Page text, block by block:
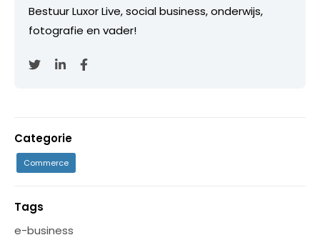
Bestuur Luxor Live, social business, onderwijs,
fotografie en vader!
Categorie
Commerce
Tags
e-business